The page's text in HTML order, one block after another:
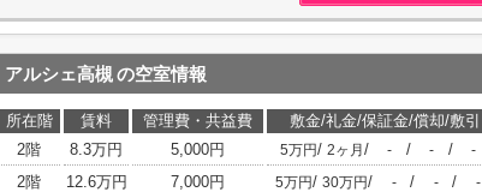
アルシェ高槻の空室情報
所在階 賃料 管理費・共益費 敷金/礼金/保証金/償却/敷引
2階
8.3万円 5,000円 5万円/ 2ヶ月 / - / - / -
2階
12.6万円 7,000円 5万円/ 30万円/ - / - / -